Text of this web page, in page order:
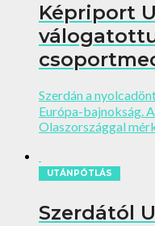
Képriport
Szerdán a
Európa-bajnokság.
Olaszországgal
UTÁNPÓTLÁS
Szerdától